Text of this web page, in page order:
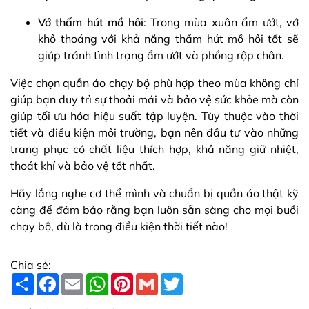
Vớ thấm hút mồ hôi: Trong mùa xuân ẩm ướt, vớ
khô thoáng với khả năng thấm hút mồ hôi tốt sẽ
giúp tránh tình trạng ẩm ướt và phồng rộp chân.
Việc chọn quần áo chạy bộ phù hợp theo mùa không chỉ
giúp bạn duy trì sự thoải mái và bảo vệ sức khỏe mà còn
giúp tối ưu hóa hiệu suất tập luyện. Tùy thuộc vào thời
tiết và điều kiện môi trường, bạn nên đầu tư vào những
trang phục có chất liệu thích hợp, khả năng giữ nhiệt,
thoát khí và bảo vệ tốt nhất.
Hãy lắng nghe cơ thể mình và chuẩn bị quần áo thật kỹ
càng để đảm bảo rằng bạn luôn sẵn sàng cho mọi buổi
chạy bộ, dù là trong điều kiện thời tiết nào!
Chia sẻ:
S
h
F
a
E
m
W
h
P
G
m